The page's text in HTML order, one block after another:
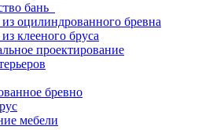
бань
оцилиндрованного бревна
клееного бруса
проектирование
бревно
мебели